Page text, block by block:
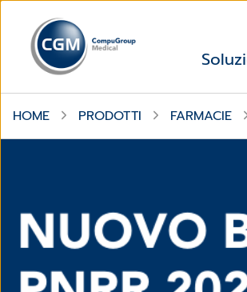
HOME PRODOTTI FARMACIE